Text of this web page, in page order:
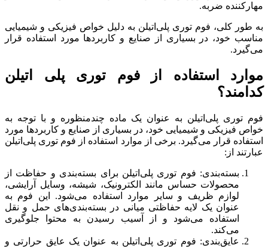
مهارکننده ضربه.
به طور کلی، فوم توری پلی‌اتیلن به دلیل خواص فیزیکی و شیمیایی
مناسب خود، در بسیاری از صنایع و کاربردها مورد استفاده قرار
می‌گیرد.
موارد استفاده از فوم توری پلی اتیلن
کدامند؟
فوم توری پلی‌اتیلن به عنوان یک ماده چندمنظوره و با توجه به
خواص فیزیکی و شیمیایی خود، در بسیاری از صنایع و کاربردها مورد
استفاده قرار می‌گیرد. برخی از موارد استفاده از فوم توری پلی‌اتیلن
عبارتند از:
بسته‌بندی: فوم توری پلی‌اتیلن برای بسته‌بندی و حفاظت از
محصولات حساس مانند الکترونیک، شیشه، وسایل آرایشی،
لوازم ظریف و سایر موارد استفاده می‌شود. این فوم به
عنوان یک لایه حفاظتی میانی در بسته‌بندی‌های حمل و نقل
استفاده می‌شود و از آسیب رسیدن به محتوا جلوگیری
می‌کند.
عایق‌بندی: فوم توری پلی‌اتیلن به عنوان یک عایق حرارتی و